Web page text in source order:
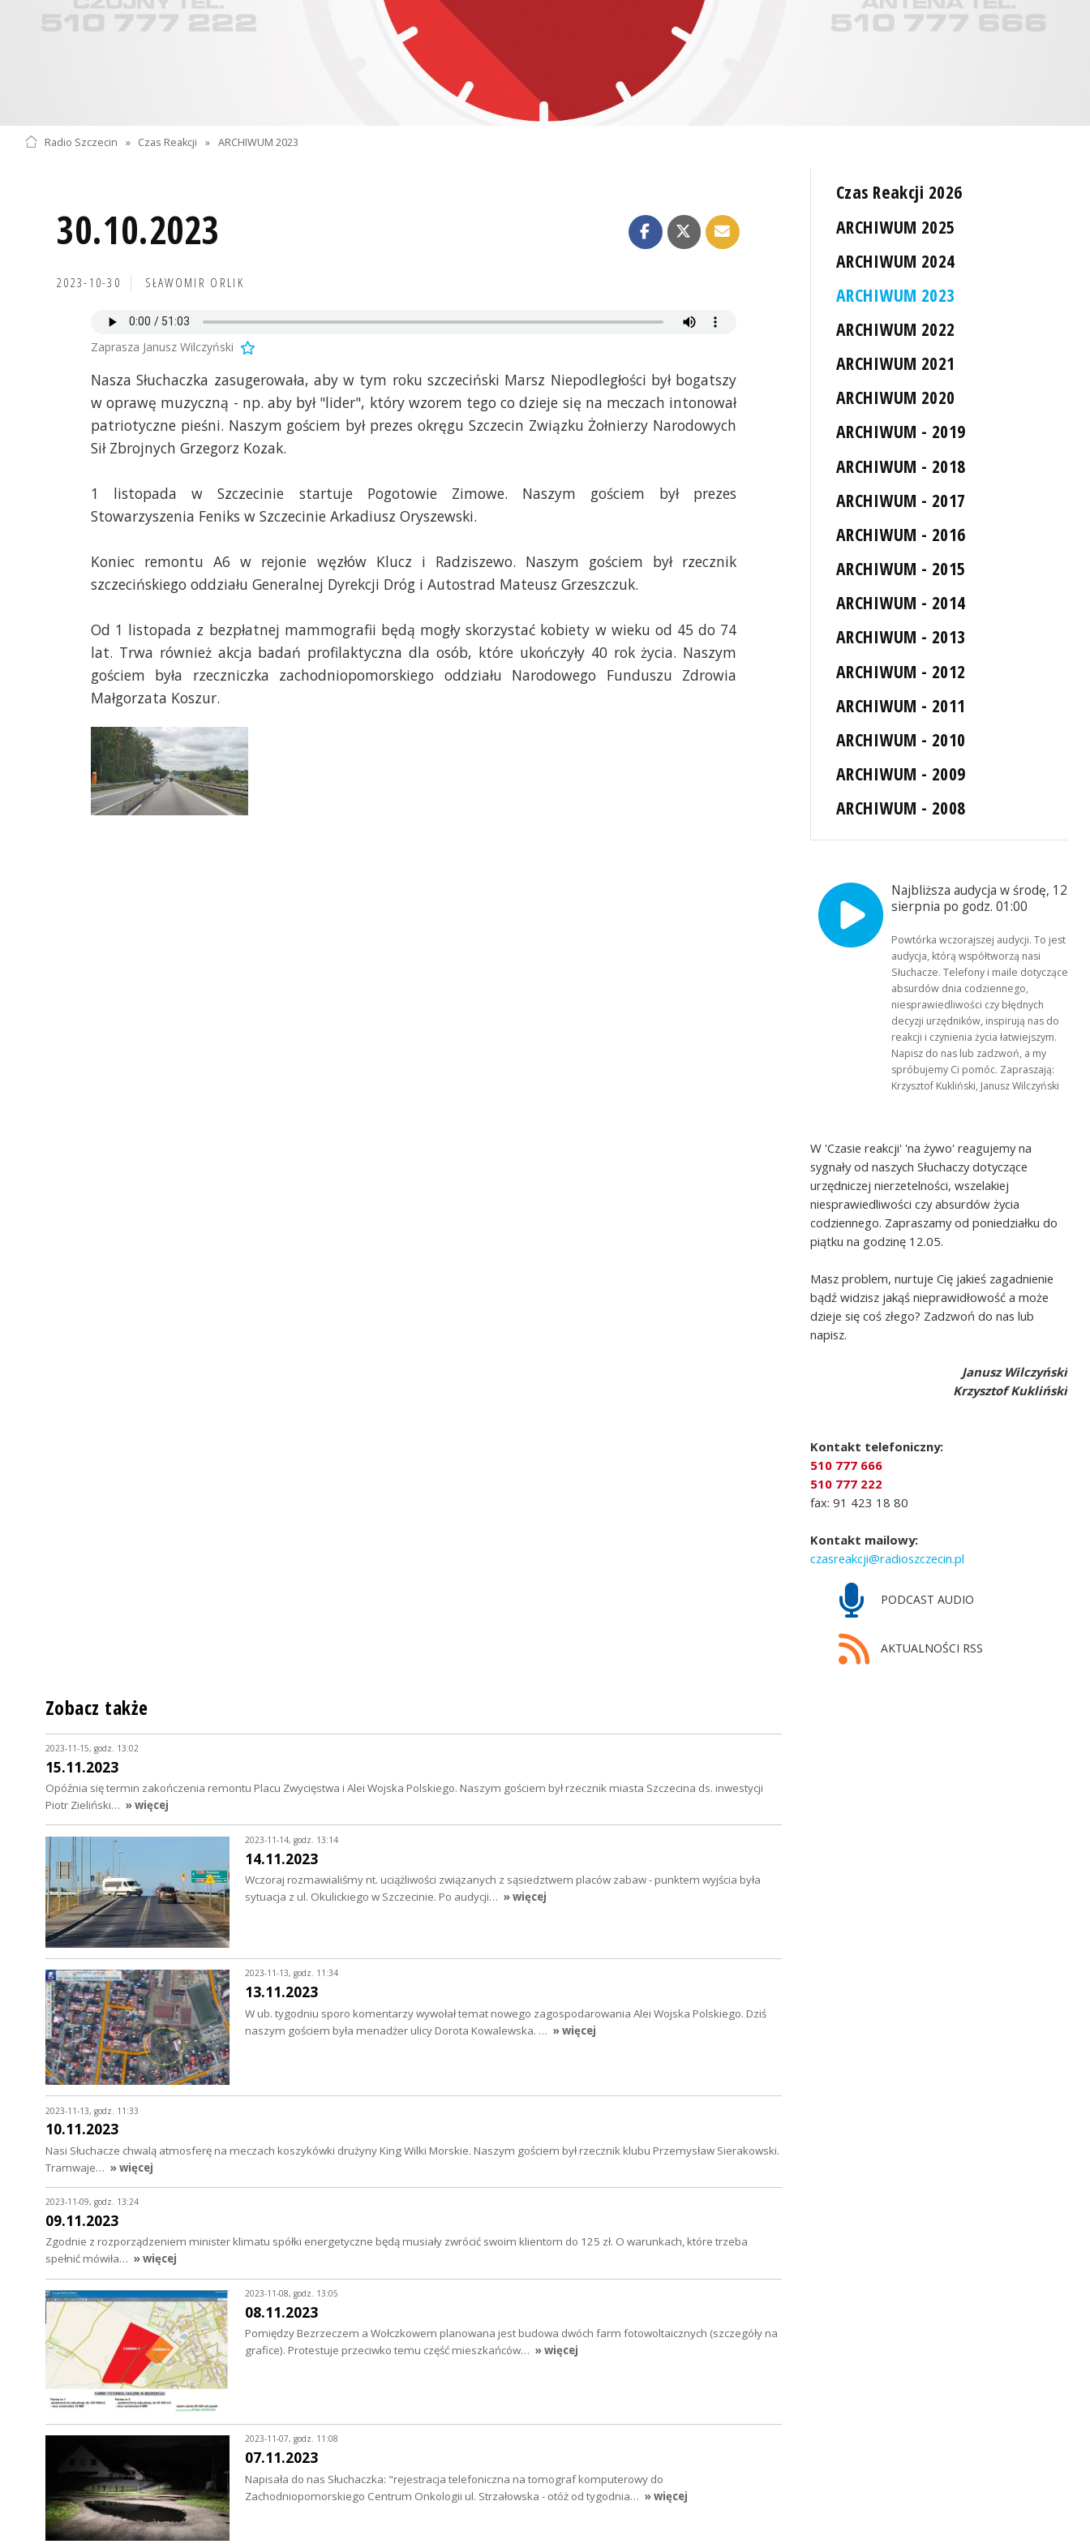
Radio Szczecin » Czas Reakcji » ARCHIWUM 2023
30.10.2023
2023-10-30 SŁAWOMIR ORLIK
Zaprasza Janusz Wilczyński
Nasza Słuchaczka zasugerowała, aby w tym roku szczeciński Marsz Niepodległości był bogatszy
w oprawę muzyczną - np. aby był "lider", który wzorem tego co dzieje się na meczach intonował
patriotyczne pieśni. Naszym gościem był prezes okręgu Szczecin Związku Żołnierzy Narodowych
Sił Zbrojnych Grzegorz Kozak.
1 listopada w Szczecinie startuje Pogotowie Zimowe. Naszym gościem był prezes
Stowarzyszenia Feniks w Szczecinie Arkadiusz Oryszewski.
Koniec remontu A6 w rejonie węzłów Klucz i Radziszewo. Naszym gościem był rzecznik
szczecińskiego oddziału Generalnej Dyrekcji Dróg i Autostrad Mateusz Grzeszczuk.
Od 1 listopada z bezpłatnej mammografii będą mogły skorzystać kobiety w wieku od 45 do 74
lat. Trwa również akcja badań profilaktyczna dla osób, które ukończyły 40 rok życia. Naszym
gościem była rzeczniczka zachodniopomorskiego oddziału Narodowego Funduszu Zdrowia
Małgorzata Koszur.
Czas Reakcji 2026
ARCHIWUM 2025
ARCHIWUM 2024
ARCHIWUM 2023
ARCHIWUM 2022
ARCHIWUM 2021
ARCHIWUM 2020
ARCHIWUM - 2019
ARCHIWUM - 2018
ARCHIWUM - 2017
ARCHIWUM - 2016
ARCHIWUM - 2015
ARCHIWUM - 2014
ARCHIWUM - 2013
ARCHIWUM - 2012
ARCHIWUM - 2011
ARCHIWUM - 2010
ARCHIWUM - 2009
ARCHIWUM - 2008
Najbliższa audycja w środę, 12
sierpnia po godz. 01:00
Powtórka wczorajszej audycji. To jest
audycja, którą współtworzą nasi
Słuchacze. Telefony i maile dotyczące
absurdów dnia codziennego,
niesprawiedliwości czy błędnych
decyzji urzędników, inspirują nas do
reakcji i czynienia życia łatwiejszym.
Napisz do nas lub zadzwoń, a my
spróbujemy Ci pomóc. Zapraszają:
Krzysztof Kukliński, Janusz Wilczyński
W 'Czasie reakcji' 'na żywo' reagujemy na
sygnały od naszych Słuchaczy dotyczące
urzędniczej nierzetelności, wszelakiej
niesprawiedliwości czy absurdów życia
codziennego. Zapraszamy od poniedziałku do
piątku na godzinę 12.05.
Masz problem, nurtuje Cię jakieś zagadnienie
bądź widzisz jakąś nieprawidłowość a może
dzieje się coś złego? Zadzwoń do nas lub
napisz.
Janusz Wilczyński
Krzysztof Kukliński
Kontakt telefoniczny:
510 777 666
510 777 222
fax: 91 423 18 80
Kontakt mailowy:
czasreakcji@radioszczecin.pl
PODCAST AUDIO
AKTUALNOŚCI RSS
Zobacz także
2023-11-15, godz. 13:02
15.11.2023
Opóźnia się termin zakończenia remontu Placu Zwycięstwa i Alei Wojska Polskiego. Naszym gościem był rzecznik miasta Szczecina ds. inwestycji
Piotr Zieliński… » więcej
2023-11-14, godz. 13:14
14.11.2023
Wczoraj rozmawialiśmy nt. uciążliwości związanych z sąsiedztwem placów zabaw - punktem wyjścia była
sytuacja z ul. Okulickiego w Szczecinie. Po audycji… » więcej
2023-11-13, godz. 11:34
13.11.2023
W ub. tygodniu sporo komentarzy wywołał temat nowego zagospodarowania Alei Wojska Polskiego. Dziś
naszym gościem była menadżer ulicy Dorota Kowalewska. … » więcej
2023-11-13, godz. 11:33
10.11.2023
Nasi Słuchacze chwalą atmosferę na meczach koszykówki drużyny King Wilki Morskie. Naszym gościem był rzecznik klubu Przemysław Sierakowski.
Tramwaje… » więcej
2023-11-09, godz. 13:24
09.11.2023
Zgodnie z rozporządzeniem minister klimatu spółki energetyczne będą musiały zwrócić swoim klientom do 125 zł. O warunkach, które trzeba
spełnić mówiła… » więcej
2023-11-08, godz. 13:05
08.11.2023
Pomiędzy Bezrzeczem a Wołczkowem planowana jest budowa dwóch farm fotowoltaicznych (szczegóły na
grafice). Protestuje przeciwko temu część mieszkańców… » więcej
2023-11-07, godz. 11:08
07.11.2023
Napisała do nas Słuchaczka: "rejestracja telefoniczna na tomograf komputerowy do
Zachodniopomorskiego Centrum Onkologii ul. Strzałowska - otóż od tygodnia… » więcej